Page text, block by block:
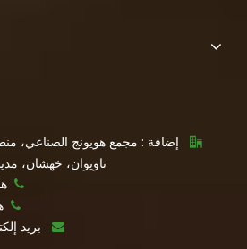

إضافة : مجمع هويونج الصناعي،
تاويوان، خهشان،


 بريد